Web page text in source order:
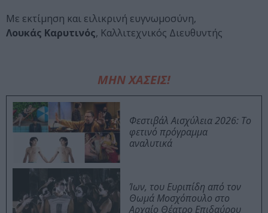
Με εκτίμηση και ειλικρινή ευγνωμοσύνη,
Λουκάς Καρυτινός, Καλλιτεχνικός Διευθυντής
ΜΗΝ ΧΑΣΕΙΣ!
Φεστιβάλ Αισχύλεια 2026: Το
φετινό πρόγραμμα
αναλυτικά
Ίων, του Ευριπίδη από τον
Θωμά Μοσχόπουλο στο
Αρχαίο Θέατρο Επιδαύρου